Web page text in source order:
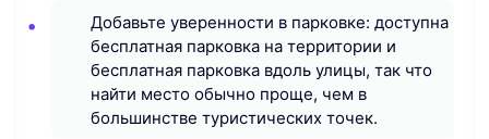
Добавьте уверенности в парковке: доступна
бесплатная парковка на территории и
бесплатная парковка вдоль улицы, так что
найти место обычно проще, чем в
большинстве туристических точек.